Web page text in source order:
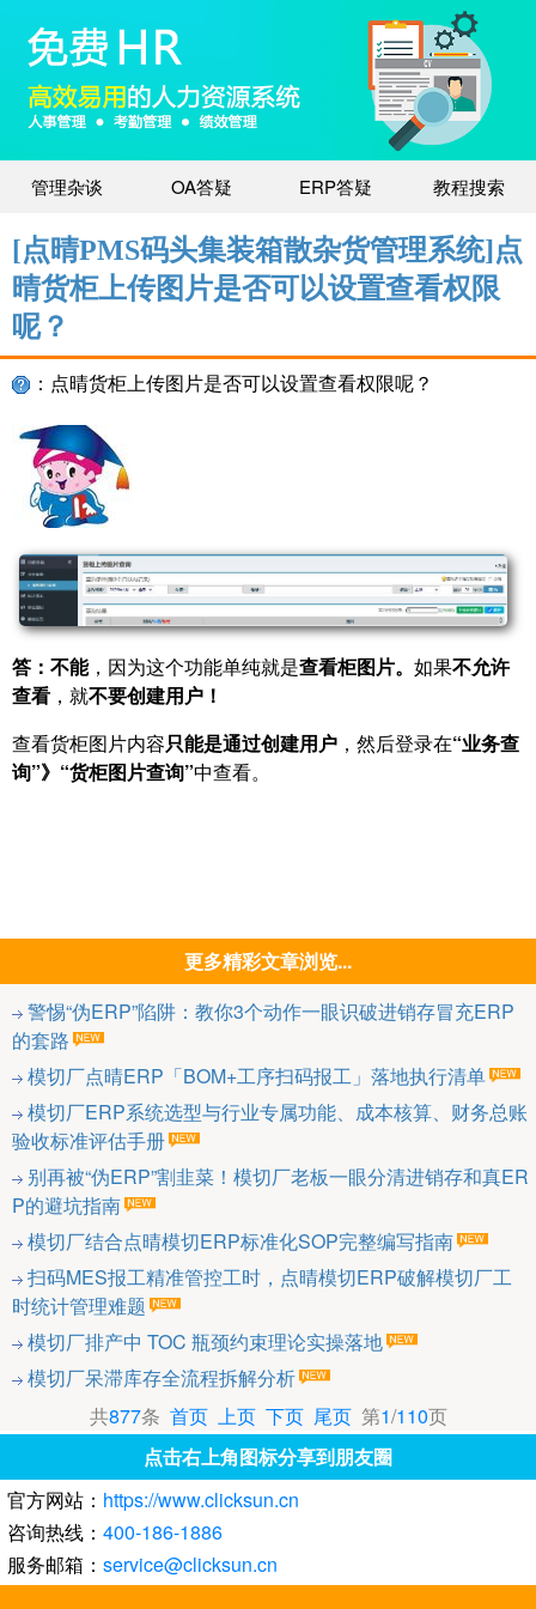
管理杂谈 OA答疑 ERP答疑 教程搜索
[点晴PMS码头集装箱散杂货管理系统]点
晴货柜上传图片是否可以设置查看权限
呢？
：点晴货柜上传图片是否可以设置查看权限呢？
答： 不能，因为这个功能单纯就是查看柜图片。 如果不允许
查看 ，就不要创建用户！
查看货柜图片内容只能是通过创建用户 ，然后登录在“业务查
询”》“货柜图片查询”中查看。
更多精彩文章浏览...
警惕“伪ERP”陷阱：教你3个动作一眼识破进销存冒充ERP
的套路
模切厂点晴ERP「BOM+工序扫码报工」落地执行清单
模切厂ERP系统选型与行业专属功能、成本核算、财务总账
验收标准评估手册
别再被“伪ERP”割韭菜！模切厂老板一眼分清进销存和真ER
P的避坑指南
模切厂结合点晴模切ERP标准化SOP完整编写指南
扫码MES报工精准管控工时，点晴模切ERP破解模切厂工
时统计管理难题
模切厂排产中 TOC 瓶颈约束理论实操落地
模切厂呆滞库存全流程拆解分析
共877条 首页 上页 下页 尾页第1/110页
点击右上角图标分享到朋友圈
官方网站： https://www.clicksun.cn
咨询热线： 400-186-1886
服务邮箱： service@clicksun.cn